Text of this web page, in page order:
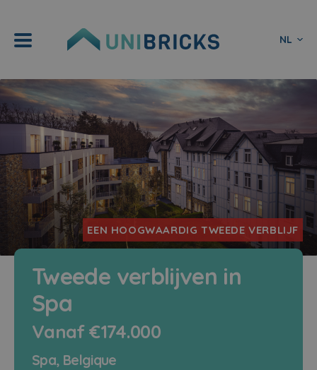
NL
EEN HOOGWAARDIG TWEEDE VERBLIJF
Tweede verblijven in
Spa
Vanaf €174.000
Spa, Belgique